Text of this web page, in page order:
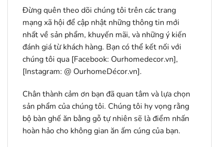
Đừng quên theo dõi chúng tôi trên các trang
mạng xã hội để cập nhật những thông tin mới
nhất về sản phẩm, khuyến mãi, và những ý kiến
đánh giá từ khách hàng. Bạn có thể kết nối với
chúng tôi qua [Facebook: Ourhomedecor.vn],
[Instagram: @ OurhomeDécor.vn].
Chân thành cảm ơn bạn đã quan tâm và lựa chọn
sản phẩm của chúng tôi. Chúng tôi hy vọng rằng
bộ bàn ghế ăn bằng gỗ tự nhiên sẽ là điểm nhấn
hoàn hảo cho không gian ăn ấm cúng của bạn.